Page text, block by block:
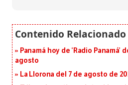
Panamá hoy de ‘Radio
agosto
La Llorona del 7 de agosto de